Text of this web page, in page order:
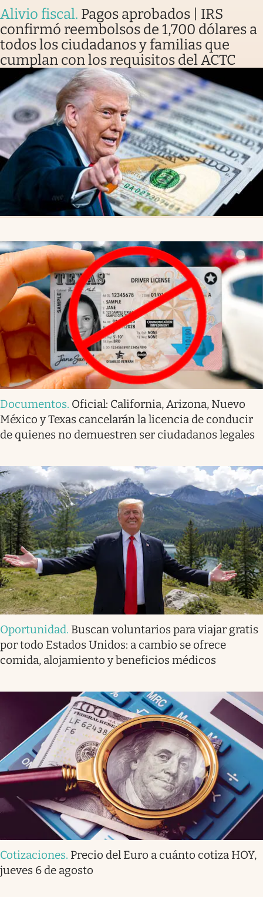
Alivio fiscal. Pagos aprobados | IRS
confirmó reembolsos de 1,700 dólares a
todos los ciudadanos y familias que
cumplan con los requisitos del ACTC
Documentos. Oficial: California, Arizona, Nuevo
México y Texas cancelarán la licencia de conducir
de quienes no demuestren ser ciudadanos legales
Oportunidad. Buscan voluntarios para viajar gratis
por todo Estados Unidos: a cambio se ofrece
comida, alojamiento y beneficios médicos
Cotizaciones. Precio del Euro a cuánto cotiza HOY,
jueves 6 de agosto